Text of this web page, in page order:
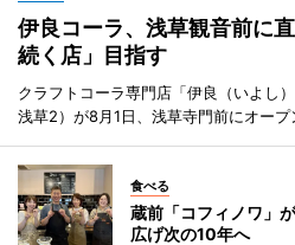
伊良コーラ、浅草観音前
続く店」目指す
クラフトコーラ専門店「伊良（いよし
浅草2）が8月1日、浅草寺門前にオープ
食べる
蔵前「コフィノワ」
広げ次の10年へ